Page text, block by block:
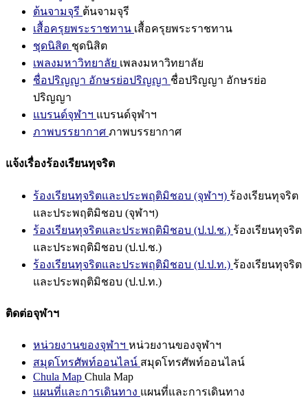
ต้นจามจุรี ต้นจามจุรี
เสื้อครุยพระราชทาน เสื้อครุยพระราชทาน
ชุดนิสิต ชุดนิสิต
เพลงมหาวิทยาลัย เพลงมหาวิทยาลัย
ชื่อปริญญา อักษรย่อปริญญา ชื่อปริญญา อักษรย่อ
ปริญญา
แบรนด์จุฬาฯ แบรนด์จุฬาฯ
ภาพบรรยากาศ ภาพบรรยากาศ
แจ้งเรื่องร้องเรียนทุจริต
ร้องเรียนทุจริตและประพฤติมิชอบ (จุฬาฯ) ร้องเรียนทุจริต
และประพฤติมิชอบ (จุฬาฯ)
ร้องเรียนทุจริตและประพฤติมิชอบ (ป.ป.ช.) ร้องเรียนทุจริต
และประพฤติมิชอบ (ป.ป.ช.)
ร้องเรียนทุจริตและประพฤติมิชอบ (ป.ป.ท.) ร้องเรียนทุจริต
และประพฤติมิชอบ (ป.ป.ท.)
ติดต่อจุฬาฯ
หน่วยงานของจุฬาฯ หน่วยงานของจุฬาฯ
สมุดโทรศัพท์ออนไลน์ สมุดโทรศัพท์ออนไลน์
Chula Map Chula Map
แผนที่และการเดินทาง แผนที่และการเดินทาง